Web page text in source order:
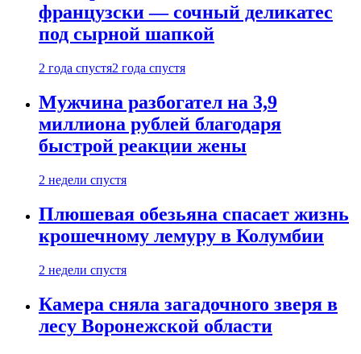
французски — сочный деликатес
под сырной шапкой
2 года спустя2 года спустя
Мужчина разбогател на 3,9
миллиона рублей благодаря
быстрой реакции жены
2 недели спустя
Плюшевая обезьяна спасает жизнь
крошечному лемуру в Колумбии
2 недели спустя
Камера сняла загадочного зверя в
лесу Воронежской области